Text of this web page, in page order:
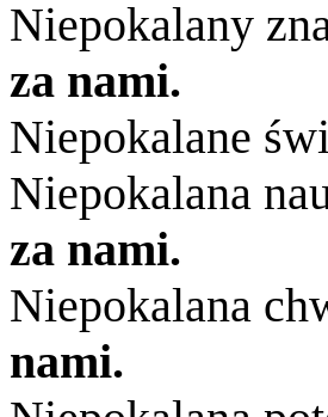
Niepokalany
za nami.
Niepokalane
Niepokalana
za nami.
Niepokalana
nami.